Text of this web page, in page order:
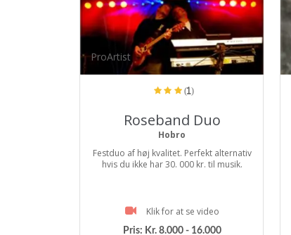
ProArtist
(1)
Roseband Duo
Hobro
Festduo af høj kvalitet. Perfekt alternativ
hvis du ikke har 30. 000 kr. til musik.
Klik for at se video
Pris: Kr. 8.000 - 16.000